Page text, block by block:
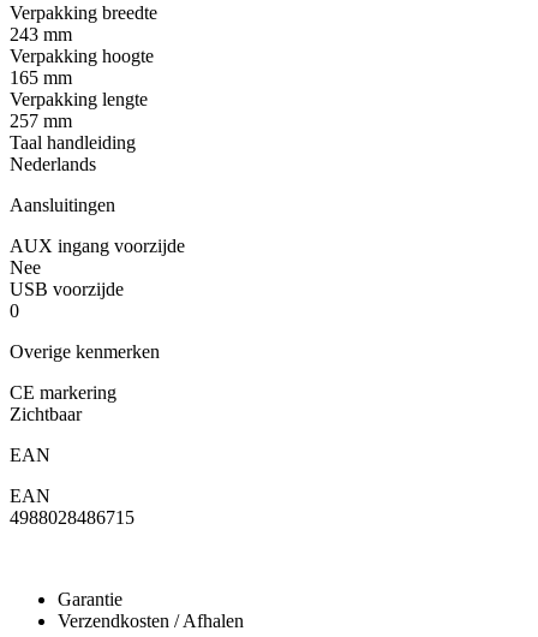
Verpakking breedte
243 mm
Verpakking hoogte
165 mm
Verpakking lengte
257 mm
Taal handleiding
Nederlands
Aansluitingen
AUX ingang voorzijde
Nee
USB voorzijde
0
Overige kenmerken
CE markering
Zichtbaar
EAN
EAN
4988028486715
Garantie
Verzendkosten / Afhalen